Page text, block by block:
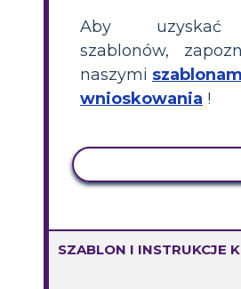
Aby uzyskać
szablonów,
naszymi
wnioskowania !
SZABLON I INSTRUKCJE